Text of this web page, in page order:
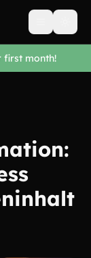
Open
first month!